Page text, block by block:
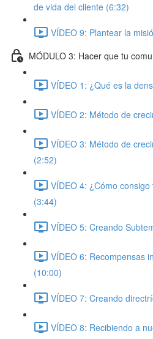
de vida del cliente (6:32)
VÍDEO 9: Plantear la
MÓDULO 3: Hacer que tu
VÍDEO 1: ¿Qué es la
VÍDEO 2: Método de
VÍDEO 3: Método de
(2:52)
VÍDEO 4: ¿Cómo
(3:44)
VÍDEO 5: Creando
VÍDEO 6: Recompensas
(10:00)
VÍDEO 7: Creando
VÍDEO 8: Recibiendo a